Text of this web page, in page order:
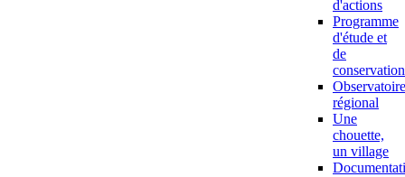
d'actions
Programme
d'étude et
de
conservation
Observatoire
régional
Une
chouette,
un village